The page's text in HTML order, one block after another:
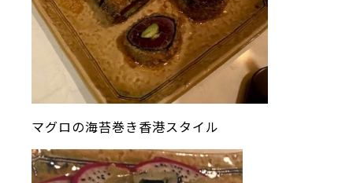
マグロの海苔巻き香港スタイル